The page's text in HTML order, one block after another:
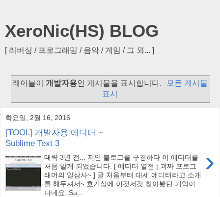
XeroNic(HS) BLOG
[ 리버싱 / 프로그래밍 / 음악 / 게임 / 그 외... ]
레이블이 개발자용인 게시물을 표시합니다.
모든 게시물
표시
화요일, 2월 16, 2016
[TOOL] 개발자용 에디터 ~
Sublime Text 3
›
대략 3년 전... 지인 블로그를 구경하다 이 에디터를
처음 알게 되었습니다. [ 에디터 열전 | 괴짜 프로그
래머의 일상사~ ] 글 처음부터 대세 에디터라고 소개
를 해두셔서~ 호기심에 이것저것 찾아봤던 기억이
나네요. Su...